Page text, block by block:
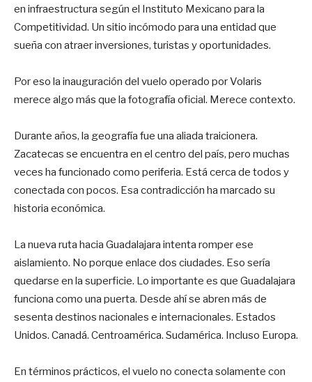
en infraestructura según el Instituto Mexicano para la
Competitividad. Un sitio incómodo para una entidad que
sueña con atraer inversiones, turistas y oportunidades.
Por eso la inauguración del vuelo operado por Volaris
merece algo más que la fotografía oficial. Merece contexto.
Durante años, la geografía fue una aliada traicionera.
Zacatecas se encuentra en el centro del país, pero muchas
veces ha funcionado como periferia. Está cerca de todos y
conectada con pocos. Esa contradicción ha marcado su
historia económica.
La nueva ruta hacia Guadalajara intenta romper ese
aislamiento. No porque enlace dos ciudades. Eso sería
quedarse en la superficie. Lo importante es que Guadalajara
funciona como una puerta. Desde ahí se abren más de
sesenta destinos nacionales e internacionales. Estados
Unidos. Canadá. Centroamérica. Sudamérica. Incluso Europa.
En términos prácticos, el vuelo no conecta solamente con